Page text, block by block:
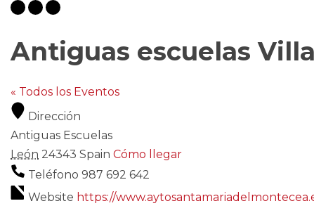
Antiguas escuelas
« Todos los Eventos
Dirección
Antiguas Escuelas
León 24343 Spain Cómo llegar
Teléfono 987 692 642
Website https://